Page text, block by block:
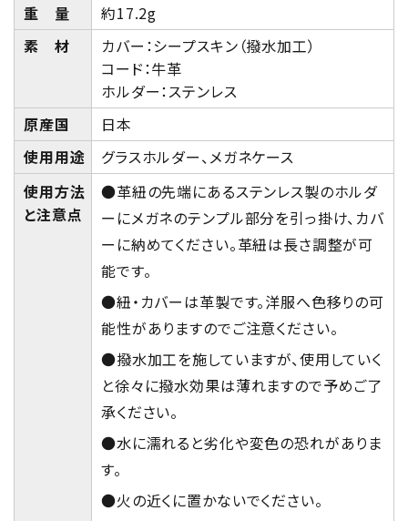
重 量
約17.2g
素 材
カバー：シープスキン（撥水加工）
コード：牛革
ホルダー：ステンレス
原産国
日本
使用用途
グラスホルダー、メガネケース
使用方法
と注意点
●革紐の先端にあるステンレス製のホルダ
ーにメガネのテンプル部分を引っ掛け、カバ
ーに納めてください。革紐は長さ調整が可
能です。
●紐・カバーは革製です。洋服へ色移りの可
能性がありますのでご注意ください。
●撥水加工を施していますが、使用していく
と徐々に撥水効果は薄れますので予めご了
承ください。
●水に濡れると劣化や変色の恐れがありま
す。
●火の近くに置かないでください。